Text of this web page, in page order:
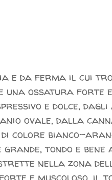
e da ferma il cui
una ossatura forte
e dolce,
ovale, dalla
colore bianco-
tondo e bene
nella zona
e muscoloso, il